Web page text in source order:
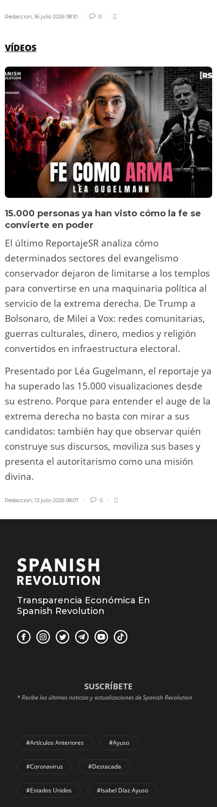
Redaccion, 16 julio 2026 08:10 0
VÍDEOS
15.000 personas ya han visto cómo la fe se
convierte en poder
El último ReportajeSR analiza cómo
determinados sectores del evangelismo
conservador dejaron de limitarse a los templos
para convertirse en una maquinaria política al
servicio de la extrema derecha. De Trump a
Bolsonaro, de Milei a Vox: redes comunitarias,
guerras culturales, dinero, medios y religión
convertidos en infraestructura electoral.
Presentado por Léa Gugelmann, el reportaje ya
ha superado las 15.000 visualizaciones desde
su estreno. Porque para entender el auge de la
extrema derecha no basta con mirar a sus
candidatos: también hay que observar quién
construye sus discursos, moviliza sus bases y
presenta el autoritarismo como una misión
divina.
Redaccion, 13 julio 2026 08:07 0
Transparencia Económica En
Spanish Revolution
SUSCRÍBETE
* Recibe las últimas noticias y actualizaciones de Spanish Revolution
#Artículos Anteriores #Ayuso
#coronavirus #Destacada
#Estados Unidos #Isabel Díaz Ayuso